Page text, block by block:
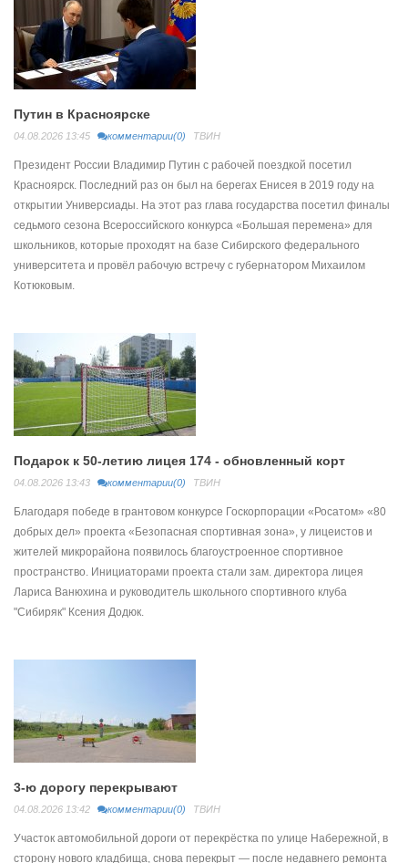
Путин в Красноярске
04.08.2026 13:45 комментарии(0) ТВИН
Президент России Владимир Путин с рабочей поездкой посетил
Красноярск. Последний раз он был на берегах Енисея в 2019 году на
открытии Универсиады. На этот раз глава государства посетил финалы
седьмого сезона Всероссийского конкурса «Большая перемена» для
школьников, которые проходят на базе Сибирского федерального
университета и провёл рабочую встречу с губернатором Михаилом
Котюковым.
Подарок к 50-летию лицея 174 - обновленный корт
04.08.2026 13:43 комментарии(0) ТВИН
Благодаря победе в грантовом конкурсе Госкорпорации «Росатом» «80
добрых дел» проекта «Безопасная спортивная зона», у лицеистов и
жителей микрорайона появилось благоустроенное спортивное
пространство. Инициаторами проекта стали зам. директора лицея
Лариса Ванюхина и руководитель школьного спортивного клуба
"Сибиряк" Ксения Додюк.
3-ю дорогу перекрывают
04.08.2026 13:42 комментарии(0) ТВИН
Участок автомобильной дороги от перекрёстка по улице Набережной, в
сторону нового кладбища, снова перекрыт — после недавнего ремонта